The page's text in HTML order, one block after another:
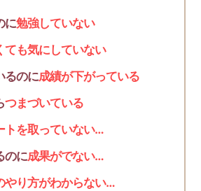
に勉強していない
ても気にしていない
るのに成績が下がっている
つまづいている
トを取っていない…
のに成果がでない…
やり方がわからない…